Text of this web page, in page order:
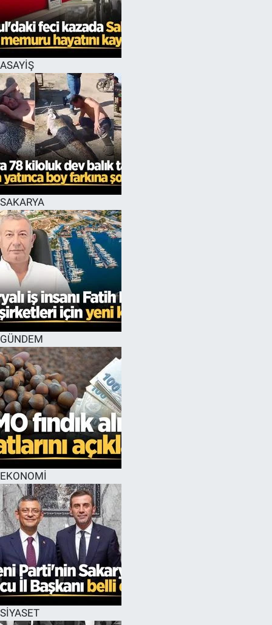
ASAYİŞ
SAKARYA
GÜNDEM
EKONOMİ
SİYASET
EĞİTİM
MAGAZİN
ÖZEL HABER
HALK54 PANORAMA